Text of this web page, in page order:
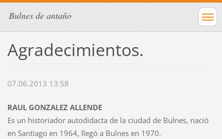
Bulnes de antaño
Agradecimientos.
07.06.2013 13:58
RAUL GONZALEZ ALLENDE
Es un historiador autodidacta de la ciudad de Bulnes, nació
en Santiago en 1964, llegó a Bulnes en 1970.